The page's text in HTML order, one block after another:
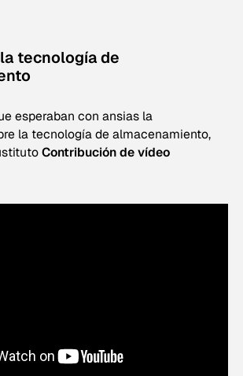
tecnología de
esperaban con ansias la
la tecnología de almacenamiento,
Contribución de vídeo